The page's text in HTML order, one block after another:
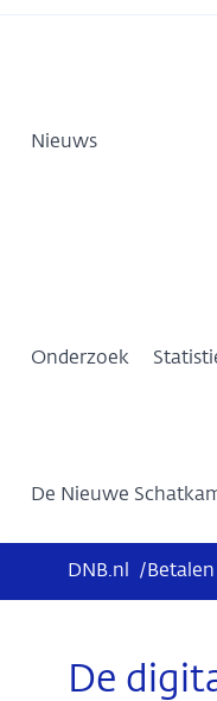
Nieuws
Onderzoek
De Nieuwe
DNB.nl / Betalen
De